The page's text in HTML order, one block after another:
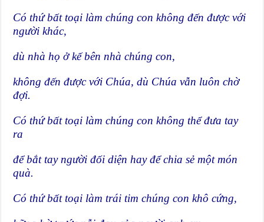
Có thứ bất toại làm chúng con không đến được với
người khác,
dù nhà họ ở kế bên nhà chúng con,
không đến được với Chúa, dù Chúa vẫn luôn chờ
đợi.
Có thứ bất toại làm chúng con không thể đưa tay
ra
để bắt tay người đối diện hay để chia sẻ một món
quà.
Có thứ bất toại làm trái tim chúng con khô cứng,